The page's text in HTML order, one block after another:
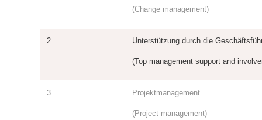
(Change management)
2 Unterstützung durch die
(Top management support and
3 Projektmanagement
(Project management)